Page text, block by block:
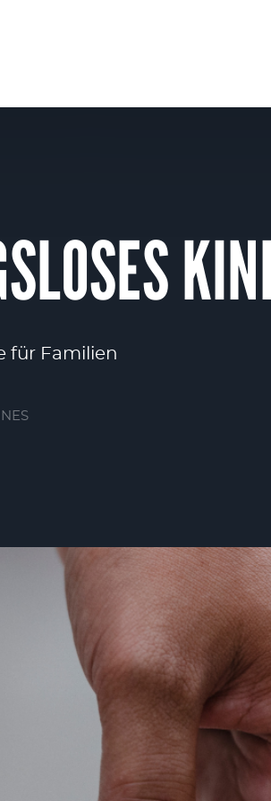
für Familien
ZU UNSEREN COOKIES
auf unserer Webseite Cookies und
verwenden wir zudem Cookies zur
unserer Webseite zu erkennen und